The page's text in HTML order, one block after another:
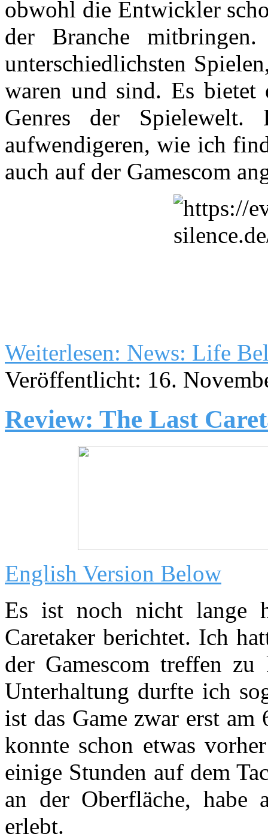
obwohl die Entwickler
der Branche
unterschiedlichsten
waren und sind. Es bietet
Genres der
aufwendigeren, wie ich
auch auf der Gamescom
Weiterlesen: News: Life
Veröffentlicht: 16.
Review: The Last
English Version Below
Es ist noch nicht lange
Caretaker berichtet. Ich
der Gamescom treffen
Unterhaltung durfte ich
ist das Game zwar erst
konnte schon etwas
einige Stunden auf dem
an der Oberfläche, habe
erlebt.